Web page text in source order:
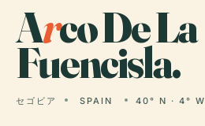
Arco De La
Fuencisla.
セゴビア SPAIN 40° N · 4° W